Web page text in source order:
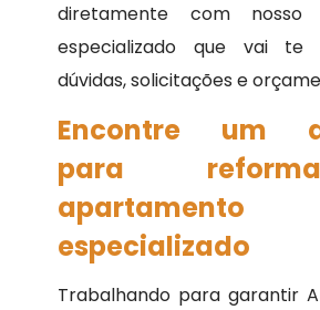
diretamente com nosso
especializado que vai te
dúvidas, solicitações e
Encontre um
para
apartamento
especializado
Trabalhando para garantir